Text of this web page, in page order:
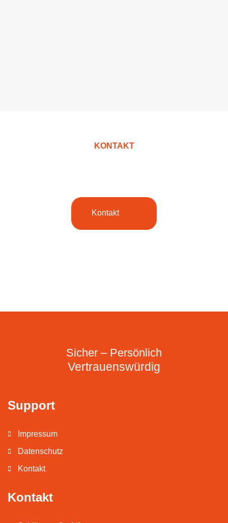
KONTAKT
Kontakt
Sicher – Persönlich
Vertrauenswürdig
Support
Impressum
Datenschutz
Kontakt
Kontakt